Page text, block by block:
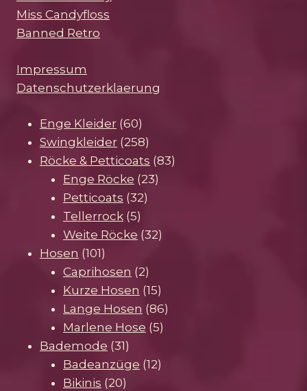
Miss Candyfloss
Banned Retro
Impressum
Datenschutzerklaerung
Enge Kleider 6060
Produkte
Swingkleider 258258
Produkte
Röcke & Petticoats 8383
Enge Röcke 2323
Petticoats 3232
Tellerrock 55
Produkte
Weite Röcke 3232
Hosen 101101
Produkte
Caprihosen 22
Produkte
Kurze Hosen 1515
Produkte
Lange Hosen 8686
Marlene Hose 55
Bademode 3131
Produkte
Badeanzüge 1212
Bikinis 2020